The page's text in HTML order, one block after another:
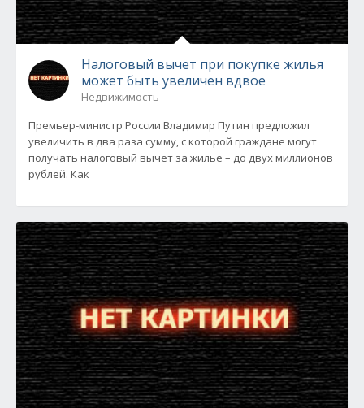
Налоговый вычет при покупке жилья
может быть увеличен вдвое
Недвижимость
Премьер-министр России Владимир Путин предложил
увеличить в два раза сумму, с которой граждане могут
получать налоговый вычет за жилье – до двух миллионов
рублей. Как